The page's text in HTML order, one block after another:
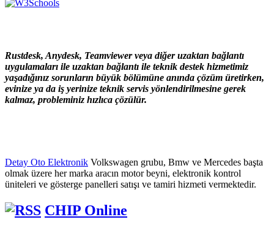
Rustdesk, Anydesk, Teamviewer veya diğer uzaktan bağlantı
uygulamaları ile uzaktan bağlantı ile teknik destek hizmetimiz
yaşadığınız sorunların büyük bölümüne anında çözüm üretirken,
evinize ya da iş yerinize teknik servis yönlendirilmesine gerek
kalmaz, probleminiz hızlıca çözülür.
Detay Oto Elektronik Volkswagen grubu, Bmw ve Mercedes başta
olmak üzere her marka aracın motor beyni, elektronik kontrol
üniteleri ve gösterge panelleri satışı ve tamiri hizmeti vermektedir.
CHIP Online